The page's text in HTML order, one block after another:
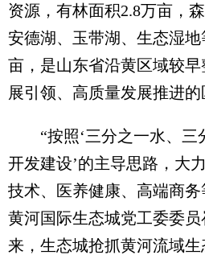
资源，有林面积2.8万亩，
安德湖、玉带湖、生态湿
亩，是山东省沿黄区域较
展引领、高质量发展推进的
“按照‘三分之一水、三
开发建设’的主导思路，大
技术、医养健康、高端商
黄河国际生态城党工委委
来，生态城抢抓黄河流域